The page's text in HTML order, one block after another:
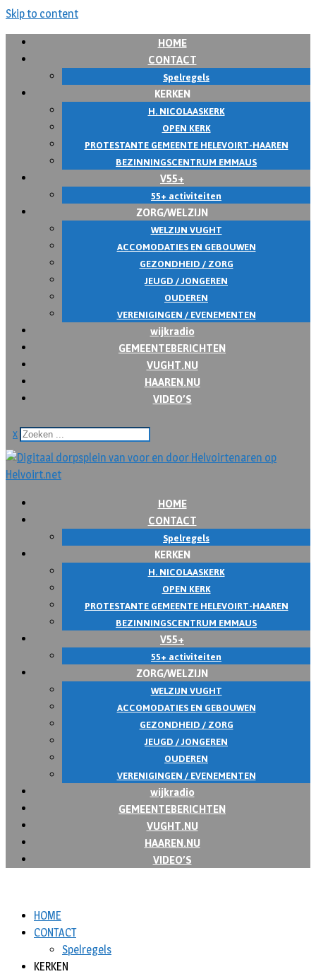
Skip to content
HOME
CONTACT
Spelregels
KERKEN
H. NICOLAASKERK
OPEN KERK
PROTESTANTE GEMEENTE HELEVOIRT-HAAREN
BEZINNINGSCENTRUM EMMAUS
V55+
55+ activiteiten
ZORG/WELZIJN
WELZIJN VUGHT
ACCOMODATIES EN GEBOUWEN
GEZONDHEID / ZORG
JEUGD / JONGEREN
OUDEREN
VERENIGINGEN / EVENEMENTEN
wijkradio
GEMEENTEBERICHTEN
VUGHT.NU
HAAREN.NU
VIDEO’S
x
HOME
CONTACT
Spelregels
KERKEN
H. NICOLAASKERK
OPEN KERK
PROTESTANTE GEMEENTE HELEVOIRT-HAAREN
BEZINNINGSCENTRUM EMMAUS
V55+
55+ activiteiten
ZORG/WELZIJN
WELZIJN VUGHT
ACCOMODATIES EN GEBOUWEN
GEZONDHEID / ZORG
JEUGD / JONGEREN
OUDEREN
VERENIGINGEN / EVENEMENTEN
wijkradio
GEMEENTEBERICHTEN
VUGHT.NU
HAAREN.NU
VIDEO’S
HOME
CONTACT
Spelregels
KERKEN